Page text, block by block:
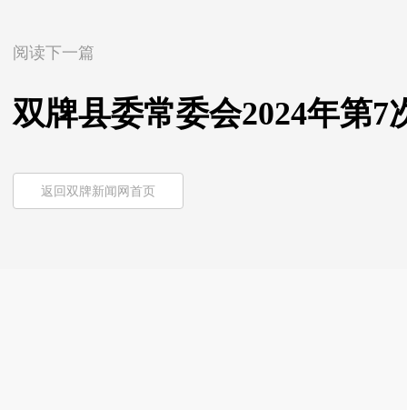
阅读下一篇
双牌县委常委会2024年第7
返回双牌新闻网首页